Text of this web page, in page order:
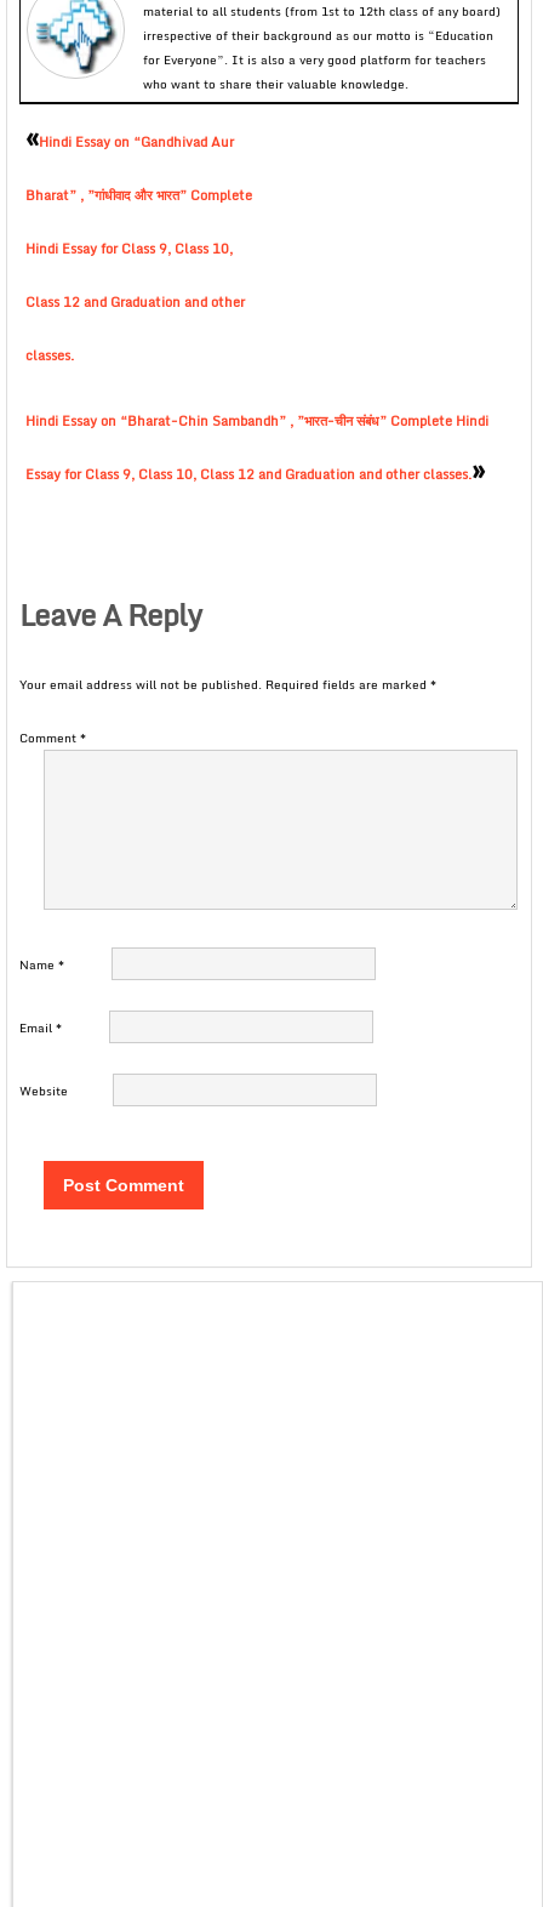
material to all students (from 1st to 12th class of any board)
irrespective of their background as our motto is “Education
for Everyone”. It is also a very good platform for teachers
who want to share their valuable knowledge.
«Hindi Essay on “Gandhivad Aur
Bharat” , ”गांधीवाद और भारत” Complete
Hindi Essay for Class 9, Class 10,
Class 12 and Graduation and other
classes.
Hindi Essay on “Bharat-Chin Sambandh” , ”भारत-चीन संबंध” Complete Hindi
Essay for Class 9, Class 10, Class 12 and Graduation and other classes.»
Leave A Reply
Your email address will not be published. Required fields are marked *
Comment*
Name *
Email*
Website